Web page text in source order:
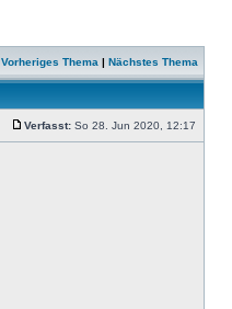
Vorheriges Thema | Nächstes Thema
Verfasst: So 28. Jun 2020, 12:17